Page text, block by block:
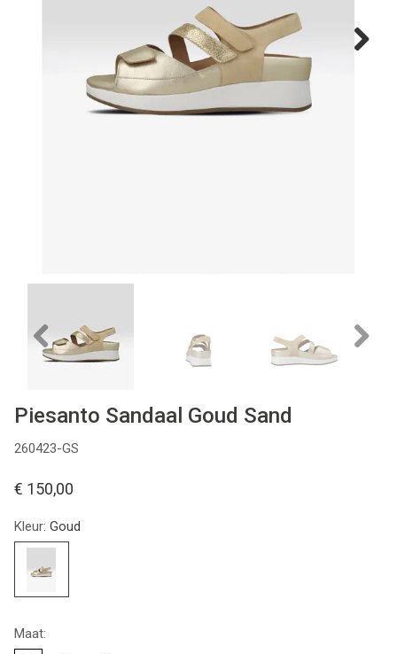
Gratis verzenden vanaf €150
Previous
Piesanto Sandaal Goud Sand
260423-GS
€ 150,00
Kleur: Goud
Maat: